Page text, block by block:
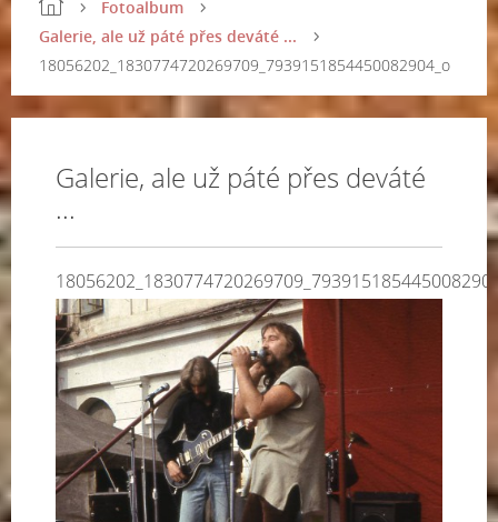
Fotoalbum
Galerie, ale už páté přes deváté ...
18056202_1830774720269709_7939151854450082904_o
Galerie, ale už páté přes deváté
...